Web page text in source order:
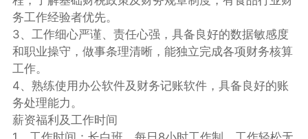
务工作经验者优先。
3、工作细心严谨、责任心强，具备良好的数据敏感度
和职业操守，做事条理清晰，能独立完成各项财务核算
工作。
4、熟练使用办公软件及财务记账软件，具备良好的账
务处理能力。
薪资福利及工作时间